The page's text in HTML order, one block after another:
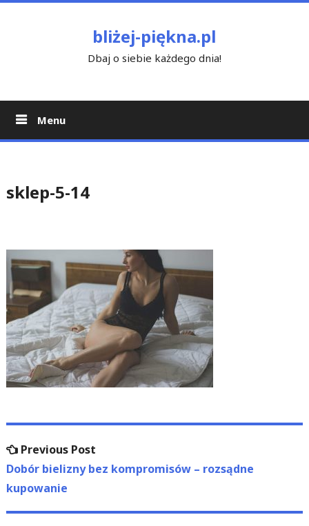
bliżej-piękna.pl
Dbaj o siebie każdego dnia!
Menu
sklep-5-14
Nawigacja
wpisu
Previous PostPrevious
post:
Dobór bielizny bez kompromisów – rozsądne
kupowanie